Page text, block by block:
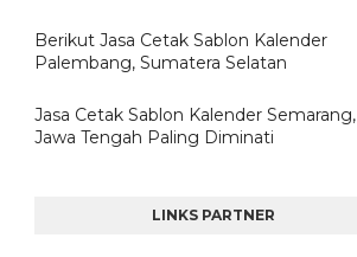
Berikut Jasa Cetak Sablon Kalender
Palembang, Sumatera Selatan
Jasa Cetak Sablon Kalender Semarang,
Jawa Tengah Paling Diminati
LINKS PARTNER